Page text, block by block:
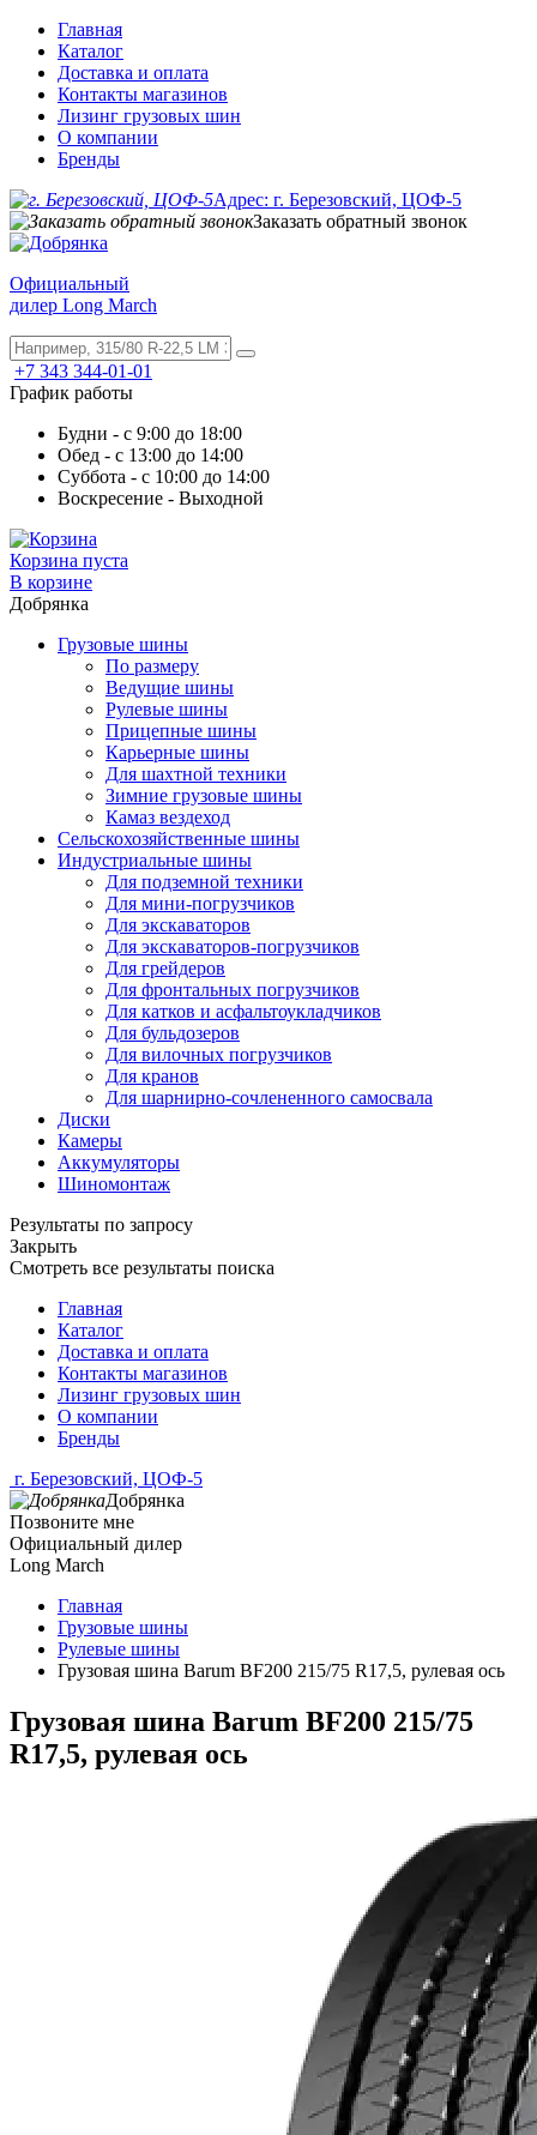
Главная
Каталог
Доставка и оплата
Контакты магазинов
Лизинг грузовых шин
О компании
Бренды
Адрес: г. Березовский, ЦОФ-5
Заказать обратный звонок
Официальный
дилер Long March
+7 343 344-01-01
График работы
Будни - с 9:00 до 18:00
Обед - с 13:00 до 14:00
Суббота - с 10:00 до 14:00
Воскресение - Выходной
Корзина пуста
В корзине
Добрянка
Грузовые шины
По размеру
Ведущие шины
Рулевые шины
Прицепные шины
Карьерные шины
Для шахтной техники
Зимние грузовые шины
Камаз вездеход
Сельскохозяйственные шины
Индустриальные шины
Для подземной техники
Для мини-погрузчиков
Для экскаваторов
Для экскаваторов-погрузчиков
Для грейдеров
Для фронтальных погрузчиков
Для катков и асфальтоукладчиков
Для бульдозеров
Для вилочных погрузчиков
Для кранов
Для шарнирно-сочлененного самосвала
Диски
Камеры
Аккумуляторы
Шиномонтаж
Результаты по запросу
Закрыть
Смотреть все результаты поиска
Главная
Каталог
Доставка и оплата
Контакты магазинов
Лизинг грузовых шин
О компании
Бренды
г. Березовский, ЦОФ-5
Добрянка
Позвоните мне
Официальный дилер
Long March
Главная
Грузовые шины
Рулевые шины
Грузовая шина Barum BF200 215/75 R17,5, рулевая ось
Грузовая шина Barum BF200 215/75
R17,5, рулевая ось